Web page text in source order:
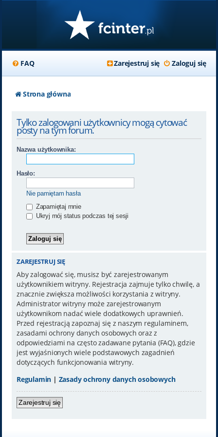
FAQ Zaloguj się
Zarejestruj się
Strona główna
Tylko zalogowani użytkownicy mogą cytować
posty na tym forum.
Nazwa użytkownika:
Hasło:
Nie pamiętam hasła
Zapamiętaj mnie
Ukryj mój status podczas tej sesji
ZAREJESTRUJ SIĘ
Aby zalogować się, musisz być zarejestrowanym
użytkownikiem witryny. Rejestracja zajmuje tylko chwilę, a
znacznie zwiększa możliwości korzystania z witryny.
Administrator witryny może zarejestrowanym
użytkownikom nadać wiele dodatkowych uprawnień.
Przed rejestracją zapoznaj się z naszym regulaminem,
zasadami ochrony danych osobowych oraz z
odpowiedziami na często zadawane pytania (FAQ), gdzie
jest wyjaśnionych wiele podstawowych zagadnień
dotyczących funkcjonowania witryny.
Regulamin | Zasady ochrony danych osobowych
Zarejestruj się